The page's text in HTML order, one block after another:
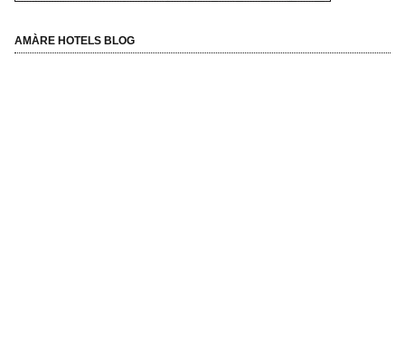
AMÀRE HOTELS BLOG